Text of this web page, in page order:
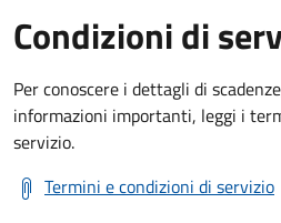
Condizioni di
Per conoscere i dettagli di
informazioni importanti, leggi i
servizio.
Termini e condizioni di servizio